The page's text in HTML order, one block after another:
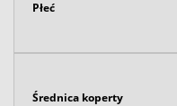
Płeć
Średnica koperty